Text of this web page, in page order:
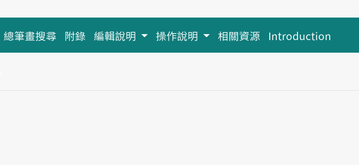
總筆畫搜尋 附錄 編輯說明 操作說明 相關資源 Introduction